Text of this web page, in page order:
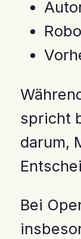
spricht
darum,
Bei